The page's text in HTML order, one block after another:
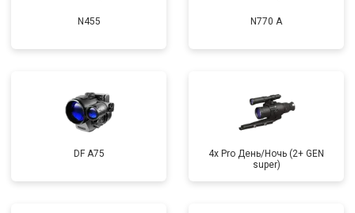
N455 N770 А
DF A75
4x Pro День/Ночь (2+ GEN
super)